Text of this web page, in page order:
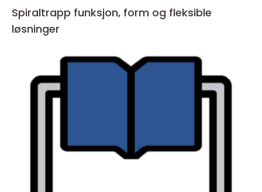
Spiraltrapp funksjon, form og fleksible
løsninger